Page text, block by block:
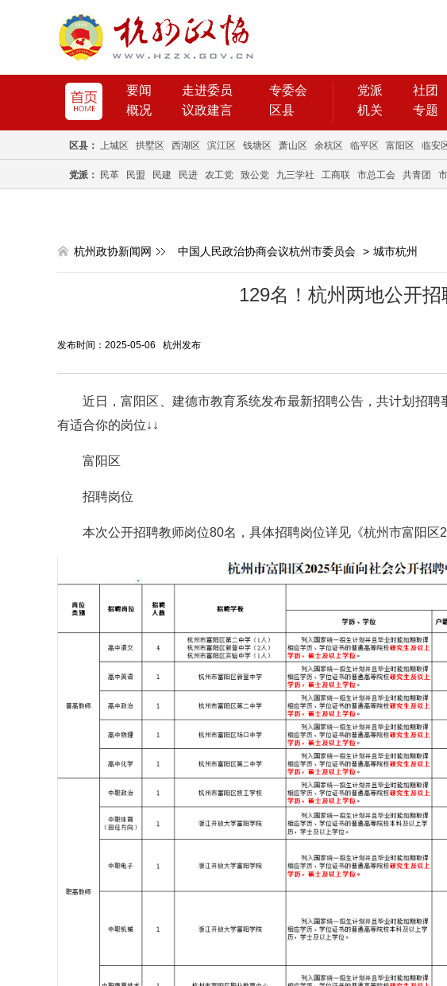
要闻 走进委员
专委会
概况
议政建言 区县
党派 社团
机关
专题
区县： 上城区 拱墅区 西湖区 滨江区 钱塘区 萧山区 余杭区 临平区 富阳区 临安
党派： 民革 民盟 民建 民进 农工党 致公党 九三学社 工商联 市总工会 共青团
杭州政协新闻网 中国人民政治协商会议杭州市委员会 > 城市杭州
129名！杭州两地公开
发布时间：2025-05-06 杭州发布
近日，富阳区、建德市教育系统发布最新招聘公告，共计划招
有适合你的岗位↓↓
富阳区
招聘岗位
本次公开招聘教师岗位80名，具体招聘岗位详见《杭州市富阳区